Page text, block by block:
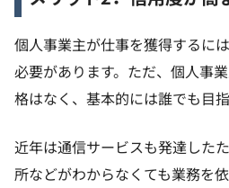
個人事業主が仕事を獲得するに
必要があります。ただ、個人事
格はなく、基本的には誰でも目
近年は通信サービスも発達した
所などがわからなくても業務を